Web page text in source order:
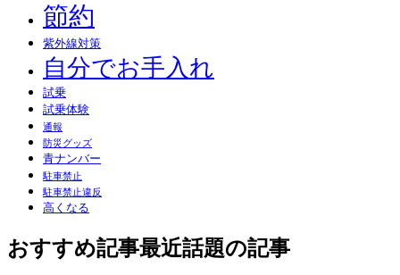
節約
紫外線対策
自分でお手入れ
試乗
試乗体験
通報
防災グッズ
青ナンバー
駐車禁止
駐車禁止違反
高くなる
おすすめ記事最近話題の記事